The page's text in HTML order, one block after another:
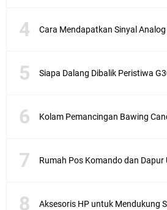
Siapa Dalang Dibalik Peristiwa
Aksesoris HP untuk Mendukung